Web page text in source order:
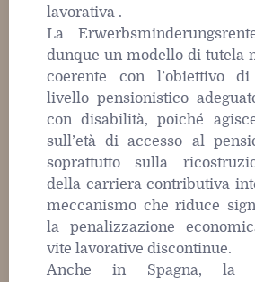
lavorativa .
La
dunque un modello di tutela
coerente con l’obiettivo
livello pensionistico
con disabilità, poiché
sull’età di accesso al
soprattutto sulla
della carriera contributiva
meccanismo che riduce
la penalizzazione
vite lavorative discontinue.
Anche in Spagna, la